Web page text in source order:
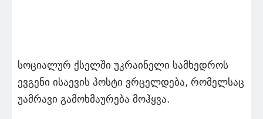
სოციალურ ქსელში უკრაინელი სამხედროს
ევგენი ისაევის პოსტი ვრცელდება, რომელსაც
უამრავი გამოხმაურება მოჰყვა.